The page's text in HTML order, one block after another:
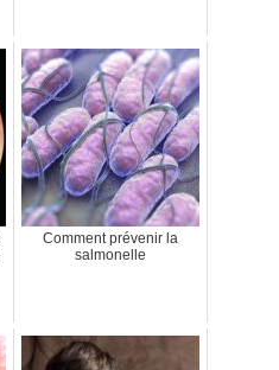
Comment prévenir la
salmonelle